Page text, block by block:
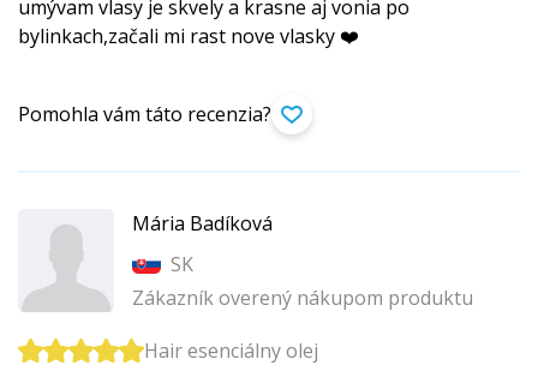
umývam vlasy je skvely a krasne aj vonia po
bylinkach,začali mi rast nove vlasky ❤️
Pomohla vám táto recenzia?
Mária Badíková
SK
Zákazník overený nákupom produktu
Hair esenciálny olej